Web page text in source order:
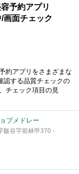
予約アプリ
画面チェック
約アプリをさまざまな
認する品質チェックの
チェック項目の見
ブメドレー
飯谷字前林甲370 -